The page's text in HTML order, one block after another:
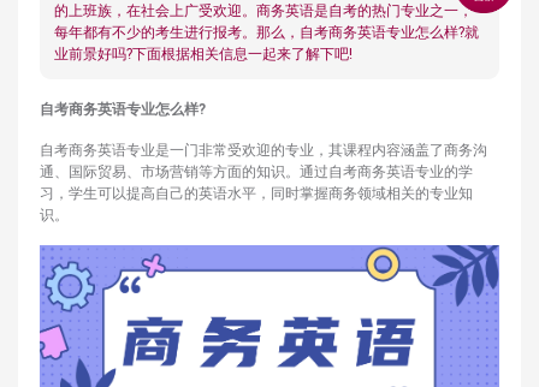
的上班族，在社会上广受欢迎。商务英语是自考的热门专业之一，
每年都有不少的考生进行报考。那么，自考商务英语专业怎么样?就
业前景好吗?下面根据相关信息一起来了解下吧!
自考商务英语专业怎么样?
自考商务英语专业是一门非常受欢迎的专业，其课程内容涵盖了商务沟
通、国际贸易、市场营销等方面的知识。通过自考商务英语专业的学
习，学生可以提高自己的英语水平，同时掌握商务领域相关的专业知
识。